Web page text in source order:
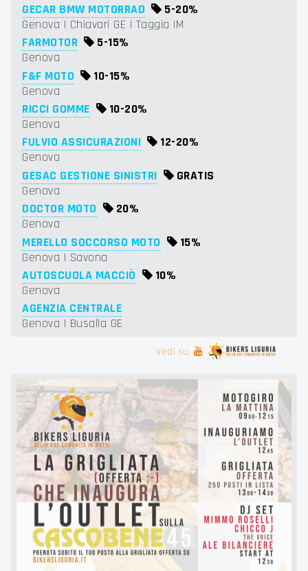
GECAR BMW MOTORRAD
5-20%
Genova | Chiavari GE | Taggia IM
FARMOTOR
5-15%
Genova
F&F MOTO
10-15%
Genova
RICCI GOMME
10-20%
Genova
FULVIO ASSICURAZIONI
12-20%
Genova
GESAC GESTIONE SINISTRI
GRATIS
Genova
DOCTOR MOTO
20%
Genova
MERELLO SOCCORSO MOTO
15%
Genova | Savona
AUTOSCUOLA MACCIÒ
10%
Genova
AGENZIA CENTRALE
Genova | Busalla GE
Vedi su